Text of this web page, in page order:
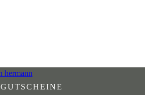
GUTSCHEINE